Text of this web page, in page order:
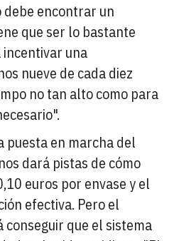
debe encontrar un
que ser lo bastante
una
nueve de cada diez
no tan alto como para
puesta en marcha del
dará pistas de cómo
euros por envase y el
efectiva. Pero el
que el sistema